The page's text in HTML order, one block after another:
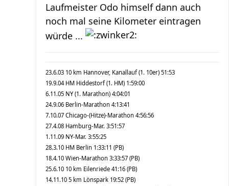
Laufmeister Odo himself dann auch
noch mal seine Kilometer eintragen
würde ...
23.6.03 10 km Hannover, Kanallauf (1. 10er) 51:53
19.9.04 HM Hiddestorf (1. HM) 1:59:00
6.11.05 NY (1. Marathon) 4:04:01
24.9.06 Berlin-Marathon 4:13:41
7.10.07 Chicago-(Hitze)-Marathon 4:56:56
27.4.08 Hamburg-Mar. 3:51:57
1.11.09 NY-Mar. 3:55:25
28.3.10 HM Berlin 1:33:11 (PB)
18.4.10 Wien-Marathon 3:33:57 (PB)
25.6.10 10 km Eilenriede 41:16 (PB)
14.11.10 5 km Lönspark 19:52 (PB)